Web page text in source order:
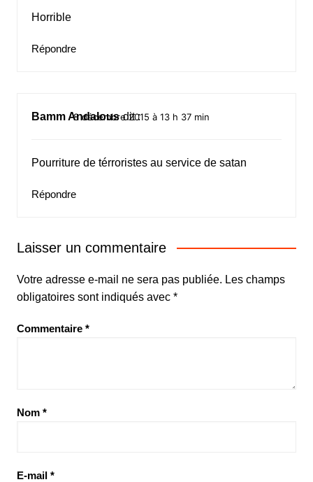
Horrible
Répondre
Bamm Andalous dit :
8 décembre 2015 à 13 h 37 min
Pourriture de térroristes au service de satan
Répondre
Laisser un commentaire
Votre adresse e-mail ne sera pas publiée. Les champs
obligatoires sont indiqués avec *
Commentaire *
Nom *
E-mail *